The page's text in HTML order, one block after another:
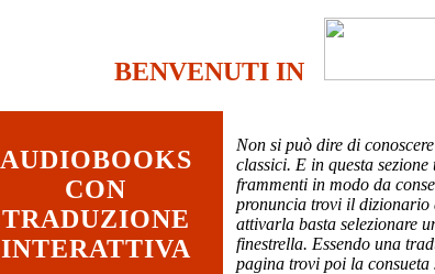
BENVENUTI IN
AUDIOBOOKS
CON
TRADUZIONE
INTERATTIVA
Non si può dire di
classici. E in questa
frammenti in modo da
pronuncia trovi il dizionario
attivarla basta selezionare
finestrella. Essendo una
pagina trovi poi la